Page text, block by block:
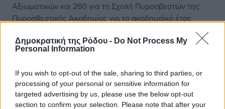
Δημοκρατική της Ρόδου - Do Not Process My
Personal Information
If you wish to opt-out of the sale, sharing to third parties, or
processing of your personal or sensitive information for
targeted advertising by us, please use the below opt-out
section to confirm your selection. Please note that after your
Αξιωματικών και 260 για τη Σχολή Πυροσβεστών της
Πυροσβεστικής Ακαδημίας για το ακαδημαϊκό έτος
“θετική εξέλιξη”, μια οριακή αριθμητική αύξηση σε
σχέση με την προηγούμενη. Ωστόσο, πίσω από τη
αποσιωπάται συστηματικά ένα κρίσιμο στοιχείο, ο
αριθμός των αποχωρήσεων λόγω συνταξιοδότησης την
ίδια περίοδο.